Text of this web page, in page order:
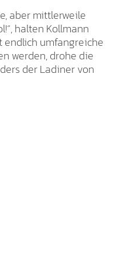
aber mittlerweile
halten Kollmann
endlich umfangreiche
werden, drohe die
der Ladiner von